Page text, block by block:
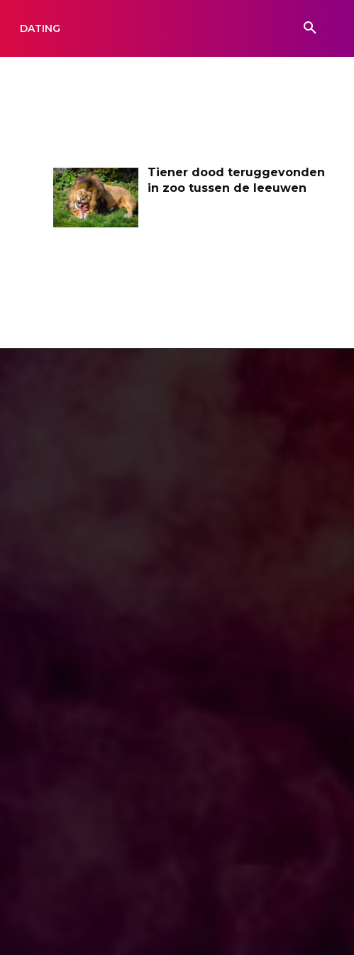
DATING
Tiener dood teruggevonden
in zoo tussen de leeuwen